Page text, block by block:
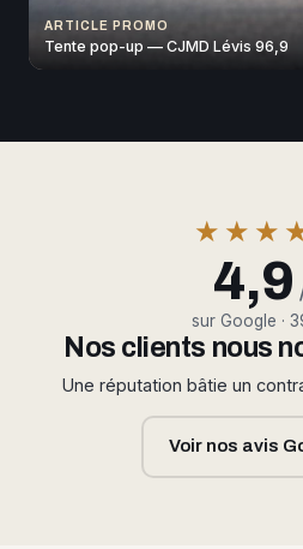
ARTICLE PROMO
Tente pop-up — CJMD Lévis 96,9
4,9
sur Google ·
Nos clients nous
Une réputation bâtie un
Voir nos avis